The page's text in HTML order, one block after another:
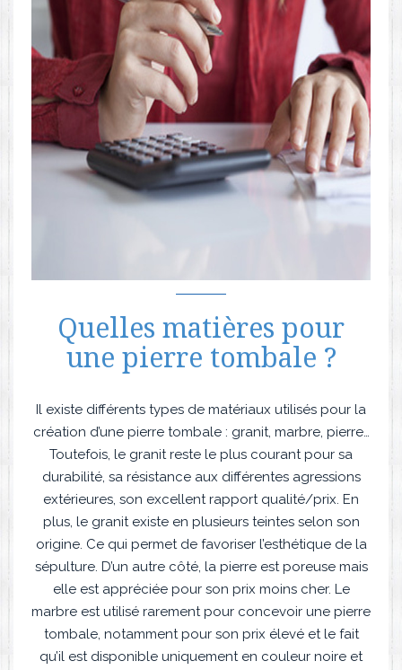
Quelles matières pour
une pierre tombale ?
Il existe différents types de matériaux utilisés pour la
création d’une pierre tombale : granit, marbre, pierre…
Toutefois, le granit reste le plus courant pour sa
durabilité, sa résistance aux différentes agressions
extérieures, son excellent rapport qualité/prix. En
plus, le granit existe en plusieurs teintes selon son
origine. Ce qui permet de favoriser l’esthétique de la
sépulture. D’un autre côté, la pierre est poreuse mais
elle est appréciée pour son prix moins cher. Le
marbre est utilisé rarement pour concevoir une pierre
tombale, notamment pour son prix élevé et le fait
qu’il est disponible uniquement en couleur noire et